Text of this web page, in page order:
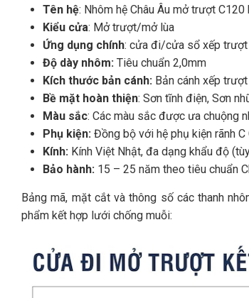
Tên hệ: Nhôm hệ Châu Âu mở trượt
Kiểu cửa: Mở trượt/mở lùa
Ứng dụng chính: cửa đi/cửa sổ xếp trượt
Độ dày nhôm: Tiêu chuẩn 2,0mm
Kích thước bản cánh: Bản cánh xếp
Bề mặt hoàn thiện: Sơn tĩnh điện, Sơn
Màu sắc: Các màu sắc được ưa chuộng
Phụ kiện: Đồng bộ với hệ phụ kiện rãnh
Kính: Kính Việt Nhật, đa dạng khẩu độ
Bảo hành: 15 – 25 năm theo tiêu chuẩn
Bảng mã, mặt cắt và thông số các thanh
phẩm kết hợp lưới chống muỗi: